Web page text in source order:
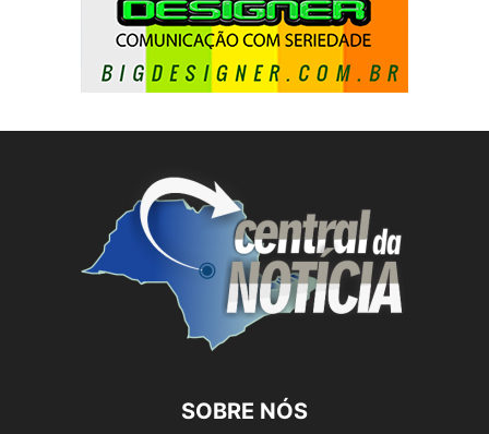
SOBRE NÓS